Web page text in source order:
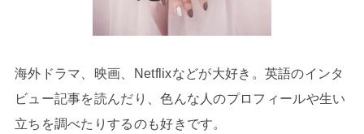
海外ドラマ、映画、Netflixなどが大好き。英語のインタ
ビュー記事を読んだり、色んな人のプロフィールや生い
立ちを調べたりするのも好きです。